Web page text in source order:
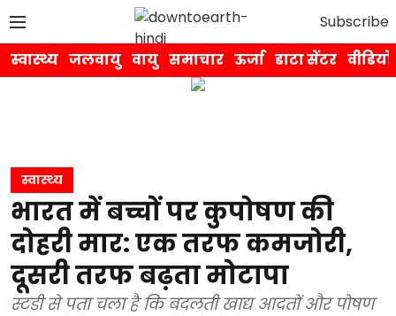
Subscribe
स्वास्थ्य जलवायु वायु समाचार ऊर्जा डाटा सेंटर वीडियो
स्वास्थ्य
भारत में बच्चों पर कुपोषण की
दोहरी मार: एक तरफ कमजोरी,
दूसरी तरफ बढ़ता मोटापा
स्टडी से पता चला है कि बदलती खाद्य आदतों और पोषण